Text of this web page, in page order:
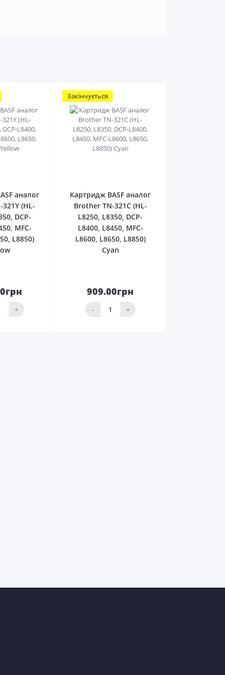
аналог
(HL-
DCP-
MFC-
L8850)
+
До
Закінчується
Картридж BASF аналог
Brother TN-321C (HL-
L8250, L8350, DCP-
L8400, L8450, MFC-
L8600, L8650, L8850)
Cyan
909.00грн
- +
До
кошика